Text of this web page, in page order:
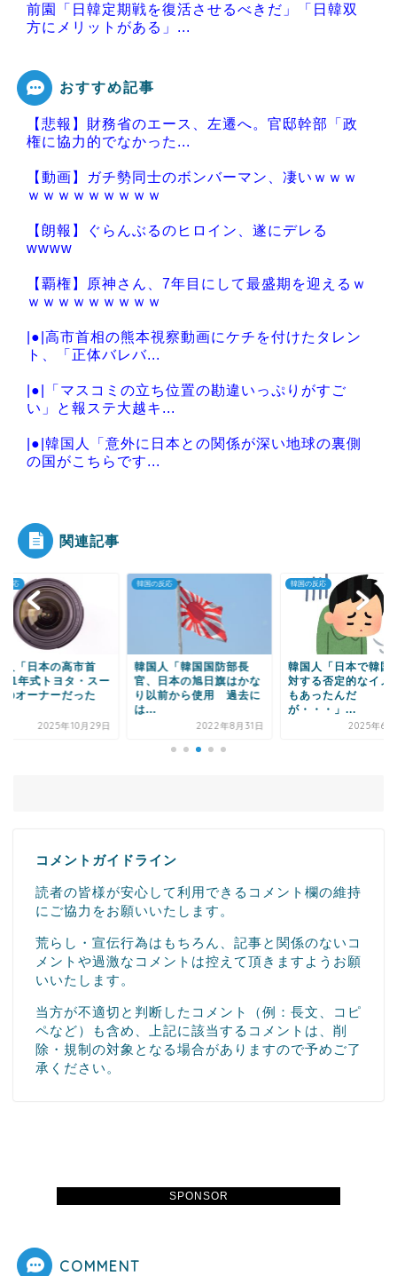
SPONSOR
前園「日韓定期戦を復活させるべきだ」「日韓双
方にメリットがある」...
Powered by livedoor 相互RSS
おすすめ記事
【悲報】財務省のエース、左遷へ。官邸幹部「政
権に協力的でなかった...
【動画】ガチ勢同士のボンバーマン、凄いｗｗｗ
ｗｗｗｗｗｗｗｗｗ
【朗報】ぐらんぶるのヒロイン、遂にデレる
wwww
【覇権】原神さん、7年目にして最盛期を迎えるｗ
ｗｗｗｗｗｗｗｗｗ
|●|高市首相の熊本視察動画にケチを付けたタレン
ト、「正体バレバ...
|●|「マスコミの立ち位置の勘違いっぷりがすご
い」と報ステ大越キ...
|●|韓国人「意外に日本との関係が深い地球の裏側
の国がこちらです...
Powered by livedoor 相互RSS
関連記事
反応
人「韓国国防部長
日本の旭日旗はかな
前から使用 過去に
2022年8月31日
韓国の反応
韓国人「日本で韓国男に
対する否定的なイメージ
もあったんだ
が・・・」...
2025年6月22日
韓国の反応
韓国人「“地震”日本
送局が外国人に避難
と知らせる方法をご
2024年1
コメントガイドライン
読者の皆様が安心して利用できるコメント欄の維持
にご協力をお願いいたします。
荒らし・宣伝行為はもちろん、記事と関係のないコ
メントや過激なコメントは控えて頂きますようお願
いいたします。
当方が不適切と判断したコメント（例：長文、コピ
ペなど）も含め、上記に該当するコメントは、削
除・規制の対象となる場合がありますので予めご了
承ください。
COMMENT